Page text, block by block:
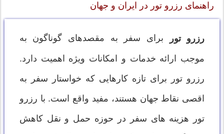
راهنمای رزرو تور در ایران و جهان
رزرو تور برای سفر به مقصدهای گوناگون به
موجب ارائه خدمات و امکانات ویژه اهمیت دارد.
رزرو تور برای تازه کارهایی که خواستار سفر به
اقصی نقاط جهان هستند، مفید واقع است. با رزرو
تور هزینه های سفر در حوزه حمل و نقل کاهش